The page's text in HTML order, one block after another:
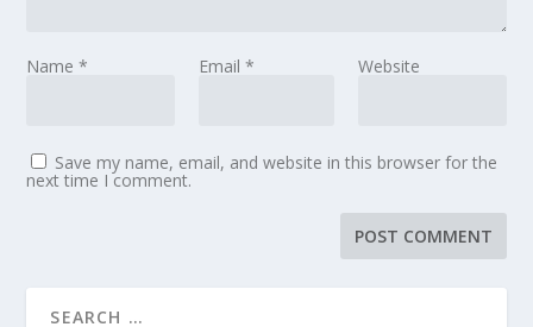
Name* Email * Website
Save my name, email, and website in this browser for the
next time I comment.